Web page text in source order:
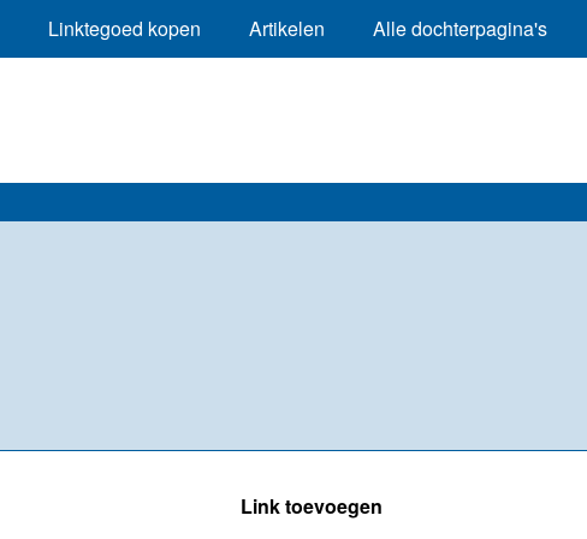
Linktegoed kopen Artikelen Alle dochterpagina's
Link toevoegen